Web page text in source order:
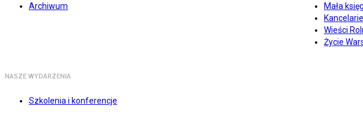
Archiwum
Mała
Wieści
Życie
NASZE WYDARZENIA
Szkolenia i konferencje